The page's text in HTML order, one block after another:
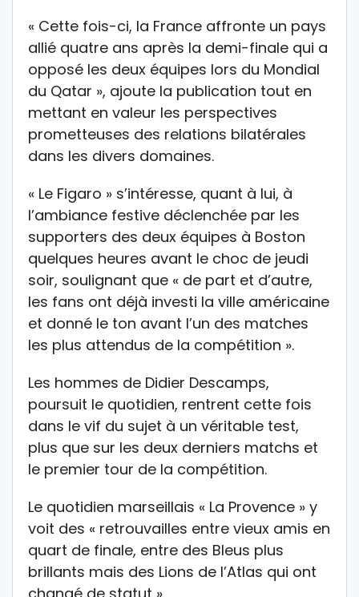
« Cette fois-ci, la France affronte un pays
allié quatre ans après la demi-finale qui a
opposé les deux équipes lors du Mondial
du Qatar », ajoute la publication tout en
mettant en valeur les perspectives
prometteuses des relations bilatérales
dans les divers domaines.
« Le Figaro » s’intéresse, quant à lui, à
l’ambiance festive déclenchée par les
supporters des deux équipes à Boston
quelques heures avant le choc de jeudi
soir, soulignant que « de part et d’autre,
les fans ont déjà investi la ville américaine
et donné le ton avant l’un des matches
les plus attendus de la compétition ».
Les hommes de Didier Descamps,
poursuit le quotidien, rentrent cette fois
dans le vif du sujet à un véritable test,
plus que sur les deux derniers matchs et
le premier tour de la compétition.
Le quotidien marseillais « La Provence » y
voit des « retrouvailles entre vieux amis en
quart de finale, entre des Bleus plus
brillants mais des Lions de l’Atlas qui ont